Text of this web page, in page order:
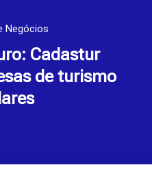
Negócios
Cadastur
de turismo